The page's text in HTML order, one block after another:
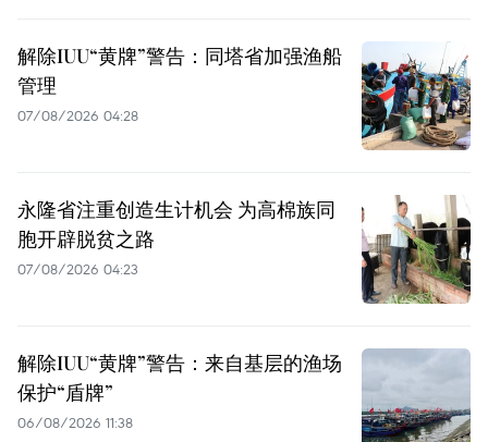
解除IUU“黄牌”警告：同塔省加强渔船
管理
07/08/2026 04:28
永隆省注重创造生计机会 为高棉族同
胞开辟脱贫之路
07/08/2026 04:23
解除IUU“黄牌”警告：来自基层的渔场
保护“盾牌”
06/08/2026 11:38